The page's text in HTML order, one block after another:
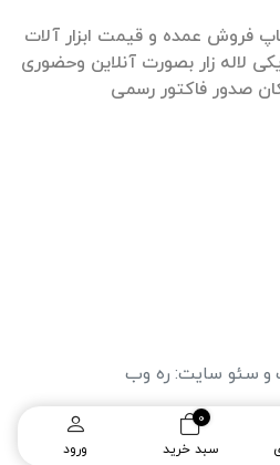
سبد خرید
0
ورود
فروش عمده و قیمت ابزار آلات
لاله زار بصورت آنلاین وحضوری
صدور فاکتور رسمی
و سئو سایت: ره وب